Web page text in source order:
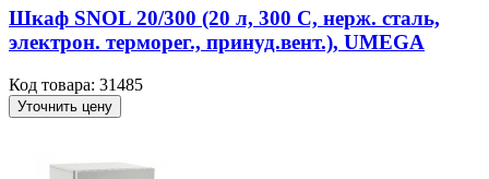
Шкаф SNOL 20/300 (20 л, 300 С, нерж. сталь,
электрон. терморег., принуд.вент.), UMEGA
Код товара: 31485
Уточнить цену